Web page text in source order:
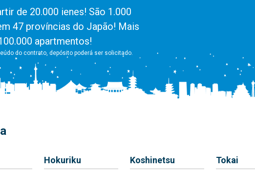
de 20.000 ienes! São 1.000
47 províncias do Japão! Mais
apartmentos!
do contrato, depósito poderá ser solicitado.
Hokuriku Koshinetsu Tokai